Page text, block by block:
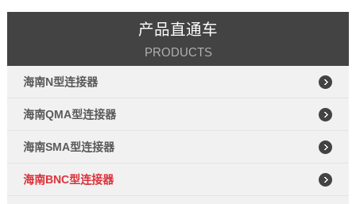
产品直通车
PRODUCTS
海南N型连接器
海南QMA型连接器
海南SMA型连接器
海南BNC型连接器